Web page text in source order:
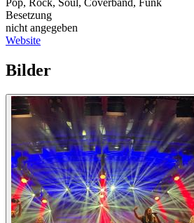
Besetzung
nicht angegeben
Website
Bilder